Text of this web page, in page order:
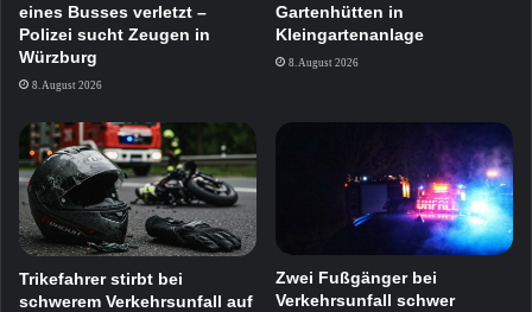
eines Busses verletzt –
Polizei sucht Zeugen in
Würzburg
8. August 2026
Gartenhütten in
Kleingartenanlage
8. August 2026
Trikefahrer stirbt bei
schwerem Verkehrsunfall auf
Zwei Fußgänger bei
Verkehrsunfall schwer